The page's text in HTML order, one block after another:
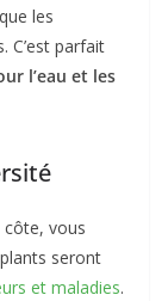
les
C’est parfait
l’eau et les
vous
seront
et maladies.